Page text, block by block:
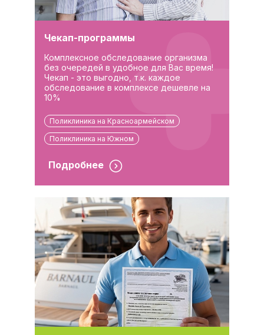
Чекап-программы
Комплексное обследование организма
без очередей в удобное для Вас время!
Чекап - это выгодно, т.к. каждое
обследование в комплексе дешевле на
10%
Поликлиника на Красноармейском
Поликлиника на Южном
Подробнее